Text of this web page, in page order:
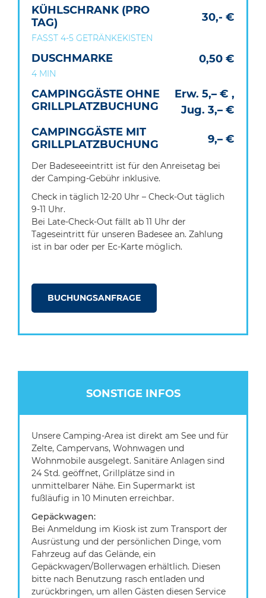
KÜHLSCHRANK (PRO
TAG)
30,- €
FASST 4-5 GETRÄNKEKISTEN
DUSCHMARKE 0,50 €
4 MIN
CAMPINGGÄSTE OHNE
GRILLPLATZBUCHUNG
Erw. 5,– € ,
Jug. 3,– €
CAMPINGGÄSTE MIT
GRILLPLATZBUCHUNG
9,– €
Der Badeseeeintritt ist für den Anreisetag bei
der Camping-Gebühr inklusive.
Check in täglich 12-20 Uhr – Check-Out täglich
9-11 Uhr.
Bei Late-Check-Out fällt ab 11 Uhr der
Tageseintritt für unseren Badesee an. Zahlung
ist in bar oder per Ec-Karte möglich.
BUCHUNGSANFRAGE
SONSTIGE INFOS
Unsere Camping-Area ist direkt am See und für
Zelte, Campervans, Wohnwagen und
Wohnmobile ausgelegt. Sanitäre Anlagen sind
24 Std. geöffnet, Grillplätze sind in
unmittelbarer Nähe. Ein Supermarkt ist
fußläufig in 10 Minuten erreichbar.
Gepäckwagen:
Bei Anmeldung im Kiosk ist zum Transport der
Ausrüstung und der persönlichen Dinge, vom
Fahrzeug auf das Gelände, ein
Gepäckwagen/Bollerwagen erhältlich. Diesen
bitte nach Benutzung rasch entladen und
zurückbringen, um allen Gästen diesen Service